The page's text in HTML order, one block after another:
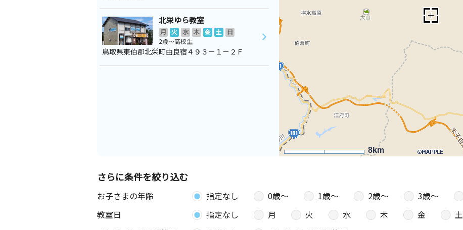
8km
北栄ゆら教室
月 火 水 木 金 土
日
2歳～高校生
鳥取県東伯郡北栄町由良宿４９３－１－２Ｆ
さらに条件を絞り込む
お子さまの年齢 指定なし 0歳〜 1歳〜 2歳〜 3歳〜
教室日
指定なし 月 火 水 木 金
土